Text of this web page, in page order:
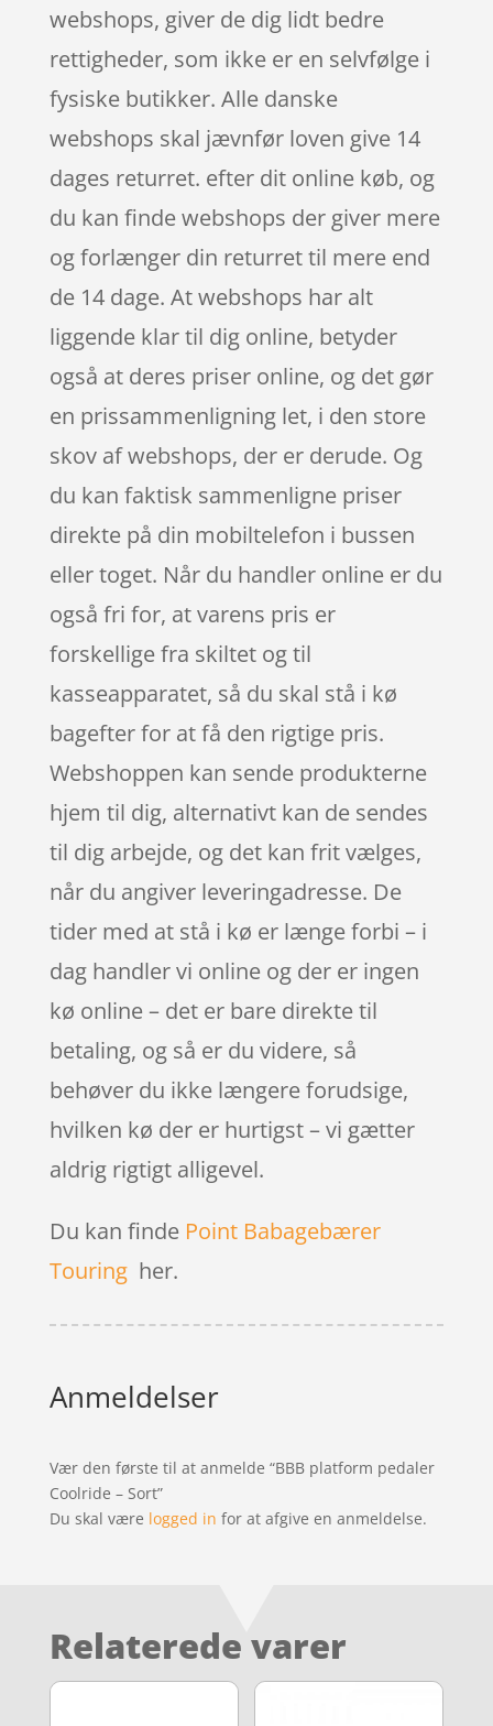
webshops, giver de dig lidt bedre
rettigheder, som ikke er en selvfølge i
fysiske butikker. Alle danske
webshops skal jævnfør loven give 14
dages returret. efter dit online køb, og
du kan finde webshops der giver mere
og forlænger din returret til mere end
de 14 dage. At webshops har alt
liggende klar til dig online, betyder
også at deres priser online, og det gør
en prissammenligning let, i den store
skov af webshops, der er derude. Og
du kan faktisk sammenligne priser
direkte på din mobiltelefon i bussen
eller toget. Når du handler online er du
også fri for, at varens pris er
forskellige fra skiltet og til
kasseapparatet, så du skal stå i kø
bagefter for at få den rigtige pris.
Webshoppen kan sende produkterne
hjem til dig, alternativt kan de sendes
til dig arbejde, og det kan frit vælges,
når du angiver leveringadresse. De
tider med at stå i kø er længe forbi – i
dag handler vi online og der er ingen
kø online – det er bare direkte til
betaling, og så er du videre, så
behøver du ikke længere forudsige,
hvilken kø der er hurtigst – vi gætter
aldrig rigtigt alligevel.
Du kan finde Point Babagebærer
Touringher.
Anmeldelser
Vær den første til at anmelde “BBB platform pedaler
Coolride – Sort”
Du skal være logged in for at afgive en anmeldelse.
Relaterede varer